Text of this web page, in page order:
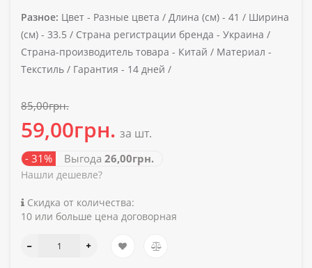
Разное: Цвет - Разные цвета / Длина (см) - 41 / Ширина
(см) - 33.5 / Страна регистрации бренда - Украина /
Страна-производитель товара - Китай / Материал -
Текстиль / Гарантия - 14 дней /
85,00грн.
59,00грн. за шт.
- 31% Выгода 26,00грн.
Нашли дешевле?
Скидка от количества:
10 или больше цена договорная